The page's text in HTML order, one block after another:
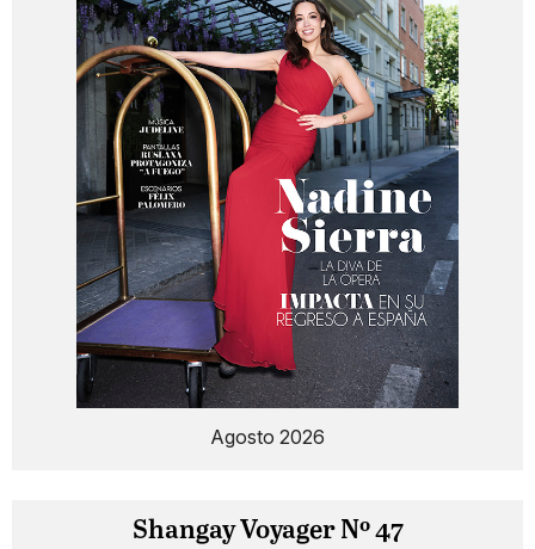
Agosto 2026
Shangay Voyager Nº 47